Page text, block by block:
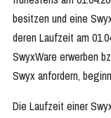
besitzen und eine
deren Laufzeit am
SwyxWare erwerben
Swyx anfordern,
Die Laufzeit einer